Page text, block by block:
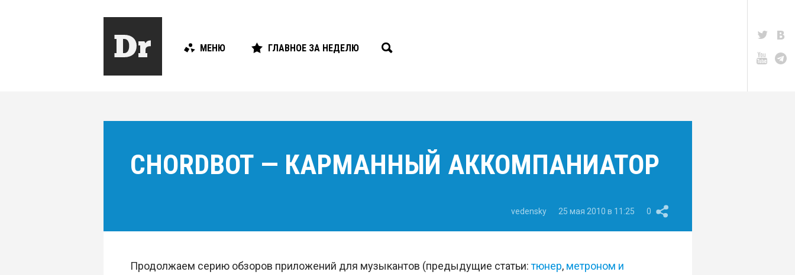
МЕНЮ ГЛАВНОЕ ЗА НЕДЕЛЮ
CHORDBOT — КАРМАННЫЙ АККОМПАНИАТОР
vedensky 25 мая 2010 в 11:25 0
Продолжаем серию обзоров приложений для музыкантов (предыдущие статьи:тюнер, метроном и